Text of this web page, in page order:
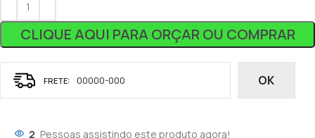
CLIQUE AQUI PARA ORÇAR OU COMPRAR
OK
2 Pessoas assistindo este produto agora!